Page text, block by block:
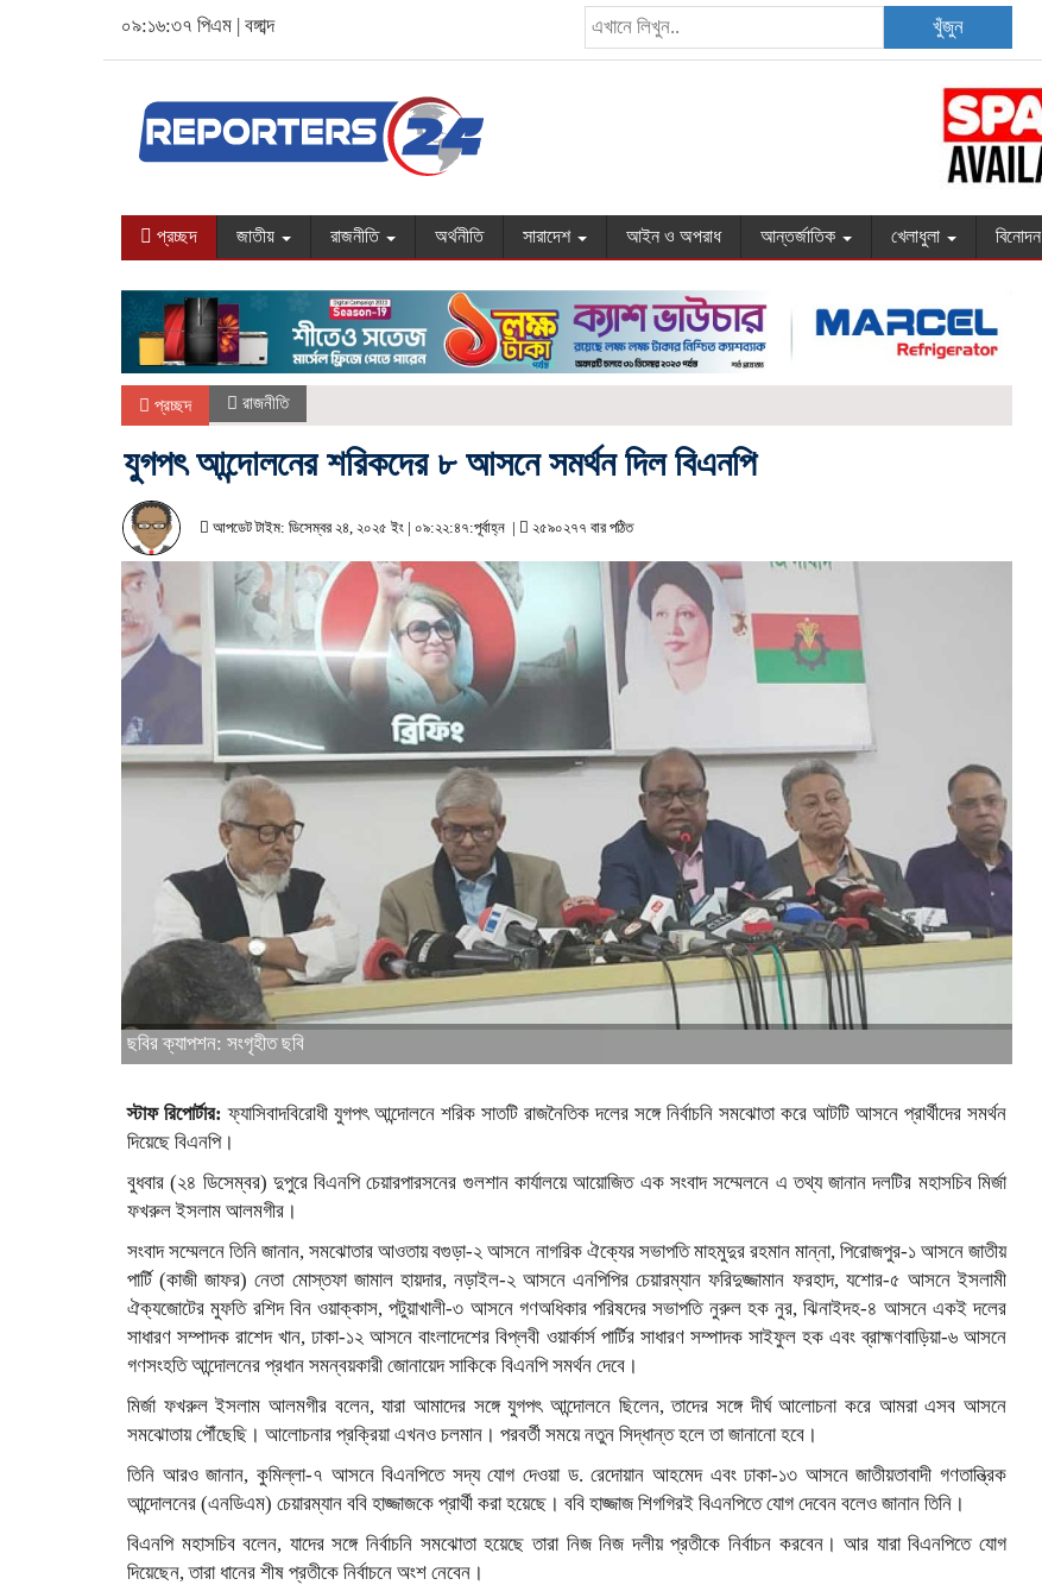
০৯:১৬:৩৮ পিএম | বঙ্গাব্দ খুঁজুন
প্রচ্ছদ জাতীয় রাজনীতি অর্থনীতি সারাদেশ আইন ও অপরাধ আন্তর্জাতিক খেলাধুলা বিনোদন
প্রচ্ছদ রাজনীতি
যুগপৎ আন্দোলনের শরিকদের ৮ আসনে সমর্থন দিল বিএনপি
আপডেট টাইম: ডিসেম্বর ২৪, ২০২৫ ইং | ০৯:২২:৪৭:পূর্বাহ্ন | ২৫৯০২৭৭ বার পঠিত
ছবির ক্যাপশন: সংগৃহীত ছবি
স্টাফ রিপোর্টার: ফ্যাসিবাদবিরোধী যুগপৎ আন্দোলনে শরিক সাতটি রাজনৈতিক দলের সঙ্গে নির্বাচনি সমঝোতা করে আটটি আসনে প্রার্থীদের সমর্থন
দিয়েছে বিএনপি।
বুধবার (২৪ ডিসেম্বর) দুপুরে বিএনপি চেয়ারপারসনের গুলশান কার্যালয়ে আয়োজিত এক সংবাদ সম্মেলনে এ তথ্য জানান দলটির মহাসচিব মির্জা
ফখরুল ইসলাম আলমগীর।
সংবাদ সম্মেলনে তিনি জানান, সমঝোতার আওতায় বগুড়া-২ আসনে নাগরিক ঐক্যের সভাপতি মাহমুদুর রহমান মান্না, পিরোজপুর-১ আসনে জাতীয়
পার্টি (কাজী জাফর) নেতা মোস্তফা জামাল হায়দার, নড়াইল-২ আসনে এনপিপির চেয়ারম্যান ফরিদুজ্জামান ফরহাদ, যশোর-৫ আসনে ইসলামী
ঐক্যজোটের মুফতি রশিদ বিন ওয়াক্কাস, পটুয়াখালী-৩ আসনে গণঅধিকার পরিষদের সভাপতি নুরুল হক নুর, ঝিনাইদহ-৪ আসনে একই দলের
সাধারণ সম্পাদক রাশেদ খান, ঢাকা-১২ আসনে বাংলাদেশের বিপ্লবী ওয়ার্কার্স পার্টির সাধারণ সম্পাদক সাইফুল হক এবং ব্রাহ্মণবাড়িয়া-৬ আসনে
গণসংহতি আন্দোলনের প্রধান সমন্বয়কারী জোনায়েদ সাকিকে বিএনপি সমর্থন দেবে।
মির্জা ফখরুল ইসলাম আলমগীর বলেন, যারা আমাদের সঙ্গে যুগপৎ আন্দোলনে ছিলেন, তাদের সঙ্গে দীর্ঘ আলোচনা করে আমরা এসব আসনে
সমঝোতায় পৌঁছেছি। আলোচনার প্রক্রিয়া এখনও চলমান। পরবর্তী সময়ে নতুন সিদ্ধান্ত হলে তা জানানো হবে।
তিনি আরও জানান, কুমিল্লা-৭ আসনে বিএনপিতে সদ্য যোগ দেওয়া ড. রেদোয়ান আহমেদ এবং ঢাকা-১৩ আসনে জাতীয়তাবাদী গণতান্ত্রিক
আন্দোলনের (এনডিএম) চেয়ারম্যান ববি হাজ্জাজকে প্রার্থী করা হয়েছে। ববি হাজ্জাজ শিগগিরই বিএনপিতে যোগ দেবেন বলেও জানান তিনি।
বিএনপি মহাসচিব বলেন, যাদের সঙ্গে নির্বাচনি সমঝোতা হয়েছে তারা নিজ নিজ দলীয় প্রতীকে নির্বাচন করবেন। আর যারা বিএনপিতে যোগ
দিয়েছেন, তারা ধানের শীষ প্রতীকে নির্বাচনে অংশ নেবেন।